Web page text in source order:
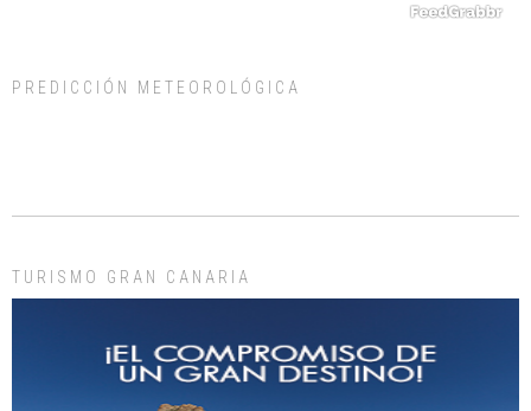
motivos personales ...
PREDICCIÓN METEOROLÓGICA
TURISMO GRAN CANARIA